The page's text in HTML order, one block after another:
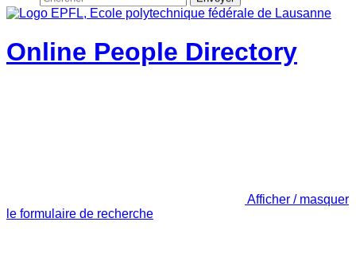
Online People Directory
Afficher / masquer
le formulaire de recherche